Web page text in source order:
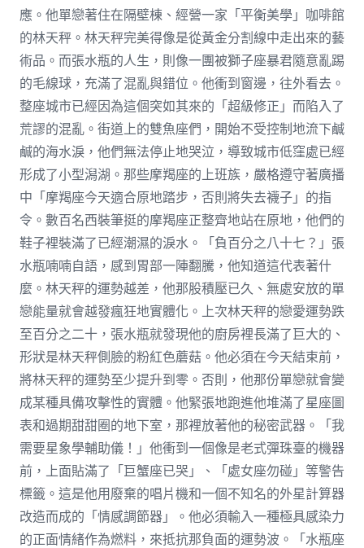
應。他單戀著住在隔壁棟、經營一家「平衡美學」咖啡館
的林天秤。林天秤完美得像是從黃金分割線中走出來的藝
術品。而張水瓶的人生，則像一團被獅子座暴君隨意亂踢
的毛線球，充滿了混亂與錯位。他衝到窗邊，往外看去。
整座城市已經因為這個突如其來的「超級修正」而陷入了
荒謬的混亂。街道上的雙魚座們，開始不受控制地流下鹹
鹹的海水淚，他們無法停止地哭泣，導致城市低窪處已經
形成了小型潟湖。那些摩羯座的上班族，嚴格遵守著廣播
中「摩羯座今天適合原地踏步，否則將失去襪子」的指
令。數百名西裝筆挺的摩羯座正整齊地站在原地，他們的
鞋子裡裝滿了已經潮濕的淚水。「負百分之八十七？」張
水瓶喃喃自語，感到胃部一陣翻騰，他知道這代表著什
麼。林天秤的運勢越差，他那股積壓已久、無處安放的單
戀能量就會越發瘋狂地實體化。上次林天秤的戀愛運勢跌
至百分之二十，張水瓶就發現他的廚房裡長滿了巨大的、
形狀是林天秤側臉的粉紅色蘑菇。他必須在今天結束前，
將林天秤的運勢至少提升到零。否則，他那份單戀就會變
成某種具備攻擊性的實體。他緊張地跑進他堆滿了星座圖
表和過期甜甜圈的地下室，那裡放著他的秘密武器。「我
需要星象學輔助儀！」他衝到一個像是老式彈珠臺的機器
前，上面貼滿了「巨蟹座已哭」、「處女座勿碰」等警告
標籤。這是他用廢棄的唱片機和一個不知名的外星計算器
改造而成的「情感調節器」。他必須輸入一種極具感染力
的正面情緒作為燃料，來抵抗那負面的運勢波。「水瓶座